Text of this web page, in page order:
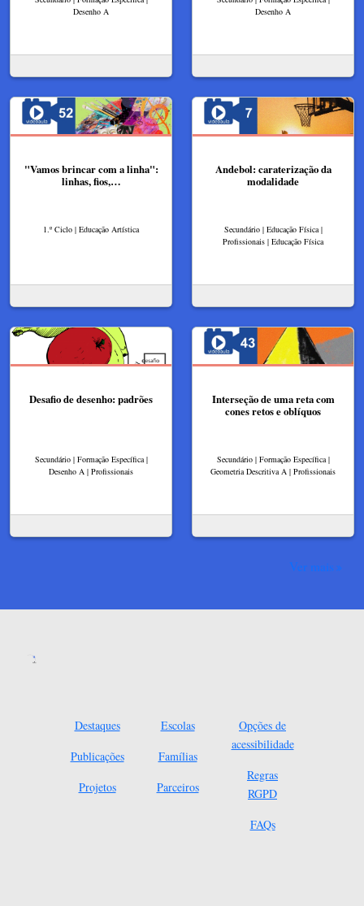
Desenho A
Desenho A
"Vamos brincar com a linha":
linhas, fios,…
1.º Ciclo | Educação Artística
Andebol: caraterização da
modalidade
Secundário | Educação Física |
Profissionais | Educação Física
Desafio de desenho: padrões
Secundário | Formação Específica |
Desenho A | Profissionais
Interseção de uma reta com
cones retos e oblíquos
Secundário | Formação Específica |
Geometria Descritiva A | Profissionais
Ver mais
Destaques
Publicações
Projetos
Escolas
Famílias
Parceiros
Opções de
acessibilidade
Regras
RGPD
FAQs